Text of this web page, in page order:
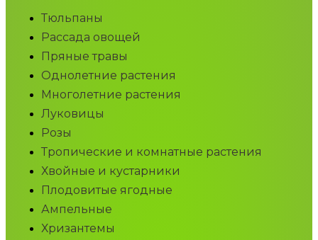
Тюльпаны
Рассада овощей
Пряные травы
Однолетние растения
Многолетние растения
Луковицы
Розы
Тропические и комнатные растения
Хвойные и кустарники
Плодовитые ягодные
Ампельные
Хризантемы